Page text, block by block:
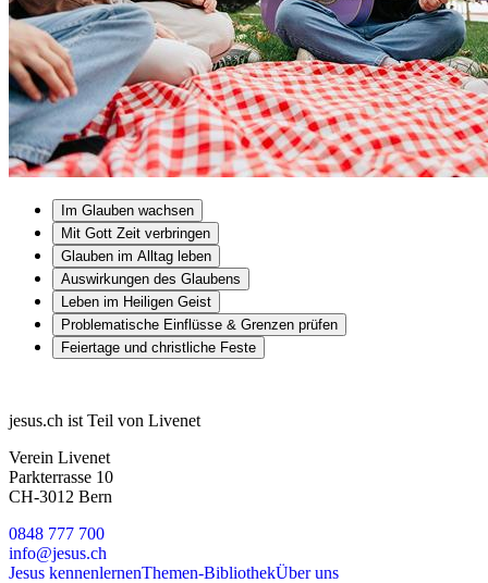
Im Glauben wachsen
Mit Gott Zeit verbringen
Glauben im Alltag leben
Auswirkungen des Glaubens
Leben im Heiligen Geist
Problematische Einflüsse & Grenzen prüfen
Feiertage und christliche Feste
jesus.ch ist Teil von Livenet
Verein Livenet
Parkterrasse 10
CH-3012 Bern
0848 777 700
info@jesus.ch
Jesus kennenlernenThemen-BibliothekÜber uns